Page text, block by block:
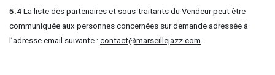
5.4 La liste des partenaires et sous-traitants du Vendeur peut être
communiquée aux personnes concernées sur demande adressée à
l’adresse email suivante : contact@marseillejazz.com.